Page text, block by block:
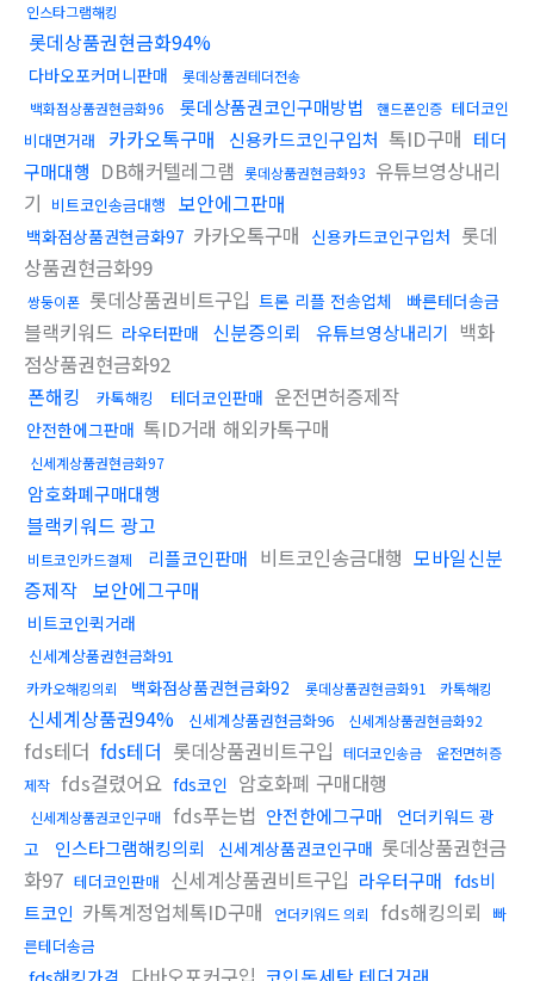
인스타그램해킹
롯데상품권현금화94%
다바오포커머니판매
롯데상품권테더전송
백화점상품권현금화96
롯데상품권코인구매방법 핸드폰인증 테더코인
비대면거래
카카오톡구매 신용카드코인구입처 톡ID구매 테더
구매대행 DB해커텔레그램 롯데상품권현금화93 유튜브영상내리
기 비트코인송금대행 보안에그판매
백화점상품권현금화97 카카오톡구매 신용카드코인구입처 롯데
상품권현금화99
쌍둥이폰 롯데상품권비트구입 트론 리플 전송업체 빠른테더송금
블랙키워드 라우터판매 신분증의뢰 유튜브영상내리기 백화
점상품권현금화92
폰해킹
카톡해킹 테더코인판매 운전면허증제작
안전한에그판매 톡ID거래 해외카톡구매
신세계상품권현금화97
암호화폐구매대행
블랙키워드 광고
비트코인카드결제 리플코인판매 비트코인송금대행 모바일신분
증제작 보안에그구매
비트코인퀵거래
신세계상품권현금화91
카카오해킹의뢰 백화점상품권현금화92 롯데상품권현금화91 카톡해킹
신세계상품권94% 신세계상품권현금화96 신세계상품권현금화92
fds테더 fds테더 롯데상품권비트구입 테더코인송금
운전면허증
제작 fds걸렸어요 fds코인 암호화폐 구매대행
신세계상품권코인구매 fds푸는법 안전한에그구매
언더키워드 광
고
인스타그램해킹의뢰 신세계상품권코인구매 롯데상품권현금
화97 테더코인판매 신세계상품권비트구입 라우터구매 fds비
트코인 카톡계정업체톡ID구매 언더키워드 의뢰 fds해킹의뢰
빠
른테더송금